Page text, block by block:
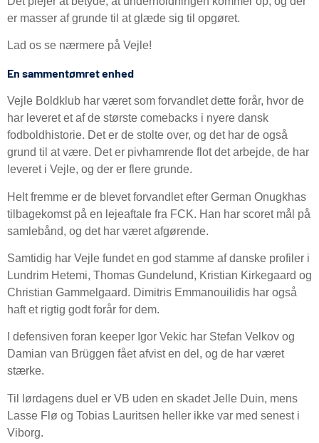
er masser af grunde til at glæde sig til opgøret.
Lad os se nærmere på Vejle!
En sammentømret enhed
Vejle Boldklub har været som forvandlet dette forår, hvor de
har leveret et af de største comebacks i nyere dansk
fodboldhistorie. Det er de stolte over, og det har de også
grund til at være. Det er pivhamrende flot det arbejde, de har
leveret i Vejle, og der er flere grunde.
Helt fremme er de blevet forvandlet efter German Onugkhas
tilbagekomst på en lejeaftale fra FCK. Han har scoret mål på
samlebånd, og det har været afgørende.
Samtidig har Vejle fundet en god stamme af danske profiler i
Lundrim Hetemi, Thomas Gundelund, Kristian Kirkegaard og
Christian Gammelgaard. Dimitris Emmanouilidis har også
haft et rigtig godt forår for dem.
I defensiven foran keeper Igor Vekic har Stefan Velkov og
Damian van Brüggen fået afvist en del, og de har været
stærke.
Til lørdagens duel er VB uden en skadet Jelle Duin, mens
Lasse Flø og Tobias Lauritsen heller ikke var med senest i
Viborg.